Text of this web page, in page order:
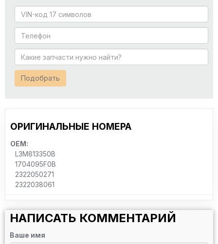
Подобрать
ОРИГИНАЛЬНЫЕ НОМЕРА
OEM:
L3M813350B
1704095F0B
2322050271
2322038061
НАПИСАТЬ КОММЕНТАРИЙ
Ваше имя